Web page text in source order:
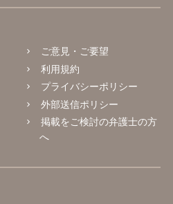
を医師が判断することになります。
要になります。不安であれば、受診
ことをメモにまとめ、主治医に簡潔
護士に相談等することをお勧めいた
ご意見・ご要望
利用規約
プライバシーポリシー
外部送信ポリシー
掲載をご検討の弁護士の方
へ